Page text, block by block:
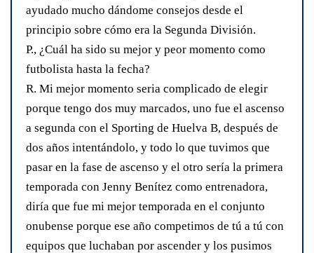
ayudado mucho dándome consejos desde el
principio sobre cómo era la Segunda División.
P., ¿Cuál ha sido su mejor y peor momento como
futbolista hasta la fecha?
R. Mi mejor momento seria complicado de elegir
porque tengo dos muy marcados, uno fue el ascenso
a segunda con el Sporting de Huelva B, después de
dos años intentándolo, y todo lo que tuvimos que
pasar en la fase de ascenso y el otro sería la primera
temporada con Jenny Benítez como entrenadora,
diría que fue mi mejor temporada en el conjunto
onubense porque ese año competimos de tú a tú con
equipos que luchaban por ascender y los pusimos